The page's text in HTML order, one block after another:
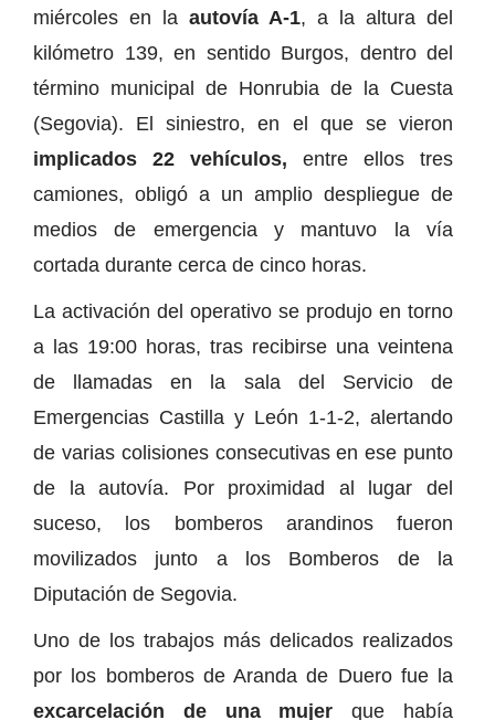
miércoles en la autovía A-1, a la altura del
kilómetro 139, en sentido Burgos, dentro del
término municipal de Honrubia de la Cuesta
(Segovia). El siniestro, en el que se vieron
implicados 22 vehículos, entre ellos tres
camiones, obligó a un amplio despliegue de
medios de emergencia y mantuvo la vía
cortada durante cerca de cinco horas.
La activación del operativo se produjo en torno
a las 19:00 horas, tras recibirse una veintena
de llamadas en la sala del Servicio de
Emergencias Castilla y León 1-1-2, alertando
de varias colisiones consecutivas en ese punto
de la autovía. Por proximidad al lugar del
suceso, los bomberos arandinos fueron
movilizados junto a los Bomberos de la
Diputación de Segovia.
Uno de los trabajos más delicados realizados
por los bomberos de Aranda de Duero fue la
excarcelación de una mujer que había